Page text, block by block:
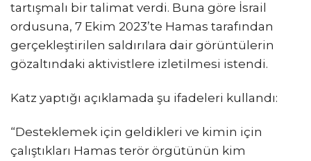
tartışmalı bir talimat verdi. Buna göre İsrail
ordusuna, 7 Ekim 2023’te Hamas tarafından
gerçekleştirilen saldırılara dair görüntülerin
gözaltındaki aktivistlere izletilmesi istendi.
Katz yaptığı açıklamada şu ifadeleri kullandı:
“Desteklemek için geldikleri ve kimin için
çalıştıkları Hamas terör örgütünün kim